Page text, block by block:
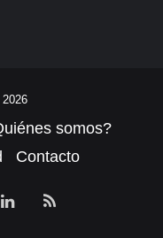
somos?
Contacto
LinkedInRSS